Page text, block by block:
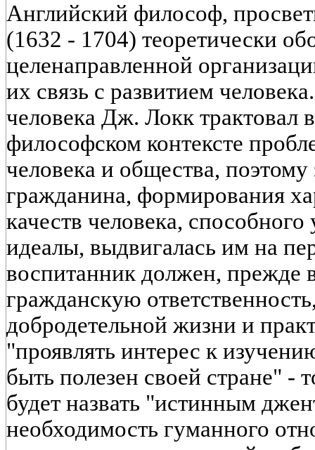
Английский философ,
(1632 - 1704) теоретически
целенаправленной
их связь с развитием
человека Дж. Локк трактовал
философском контексте
человека и общества, поэтому
гражданина, формирования
качеств человека,
идеалы, выдвигалась им на
воспитанник должен, прежде
гражданскую
добродетельной жизни и
"проявлять интерес к
быть полезен своей стране" -
будет назвать "истинным
необходимость гуманного